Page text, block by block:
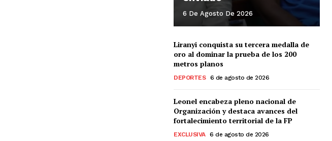
6 De Agosto De 2026
Liranyi conquista su tercera medalla de
oro al dominar la prueba de los 200
metros planos
DEPORTES 6 de agosto de 2026
Leonel encabeza pleno nacional de
Organización y destaca avances del
fortalecimiento territorial de la FP
EXCLUSIVA 6 de agosto de 2026